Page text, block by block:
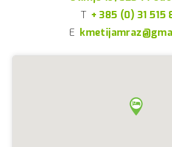
T + 385 (0) 31 515
E